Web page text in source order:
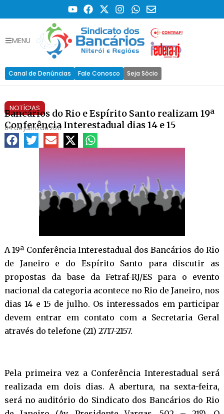
MENU
Canal de Denúncias Fale Conosco Seja Sócio
NOTÍCIAS
Bancários do Rio e Espírito Santo realizam 19ª
Conferência Interestadual dias 14 e 15
04 de julho de 2017
A19ª Conferência Interestadual dos Bancários do Rio
de Janeiro e do Espírito Santo para discutir as
propostas da base da Fetraf-RJ/ES para o evento
nacional da categoria acontece no Rio de Janeiro, nos
dias 14 e 15 de julho. Os interessados em participar
devem entrar em contato com a Secretaria Geral
através do telefone (21) 2717-2157.
Pela primeira vez a Conferência Interestadual será
realizada em dois dias. A abertura, na sexta-feira,
será no auditório do Sindicato dos Bancários do Rio